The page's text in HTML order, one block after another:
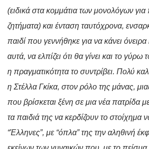
(ειδικά στα κομμάτια των μονολόγων
ζητήματα) και ένταση ταυτόχρονα,
παιδί που γεννήθηκε για να κάνει
αυτά, να ελπίζει ότι θα γίνει και το
η πραγματικότητα το συντρίβει. Πολύ
η Στέλλα Γκίκα, στον ρόλο της μάνας,
που βρίσκεται ξένη σε μια νέα πατρίδα
τα παιδιά της να κερδίζουν το στοίχημα
“Έλληνες”, με “όπλα” της την αληθινή